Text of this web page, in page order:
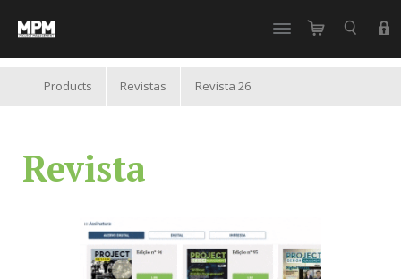
Products Revistas Revista 26
Revista